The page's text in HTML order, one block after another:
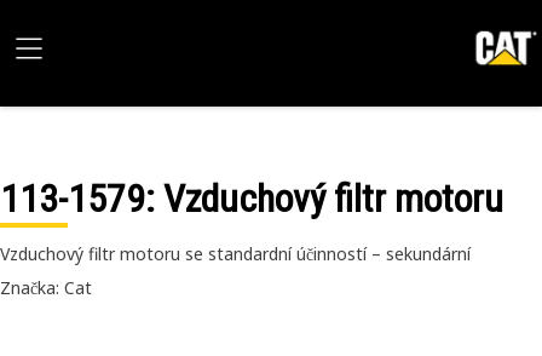
113-1579: Vzduchový filtr motoru
Vzduchový filtr motoru se standardní účinností – sekundární
Značka: Cat